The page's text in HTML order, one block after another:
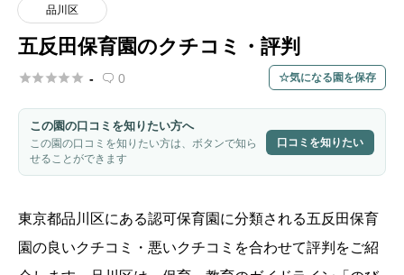
品川区
五反田保育園のクチコミ・評判
 -  0 気になる園を保存
この園の口コミを知りたい方へ
この園の口コミを知りたい方は、ボタンで知ら
せることができます
口コミを知りたい
東京都品川区にある認可保育園に分類される五反田保育
園の良いクチコミ・悪いクチコミを合わせて評判をご紹